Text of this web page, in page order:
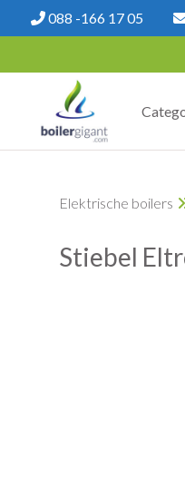
088 -166 17 05
Elektrische boilers
Stiebel